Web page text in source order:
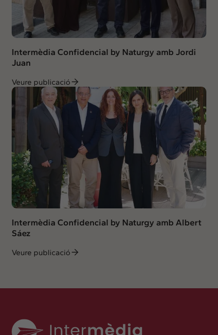
Intermèdia Confidencial by Naturgy amb Jordi
Juan
Veure publicació
Intermèdia Confidencial by Naturgy amb Albert
Sáez
Veure publicació